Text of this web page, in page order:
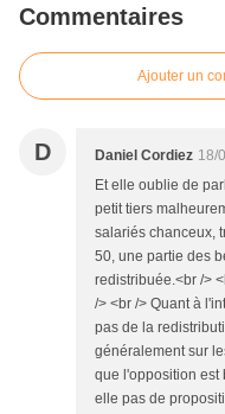
Commentaires
Ajouter un
D Daniel Cordiez 18/
Et elle oublie de
petit tiers
salariés chanceux,
50, une partie des
redistribuée.<br />
/> <br /> Quant à
pas de la
généralement sur
que l'opposition est
elle pas de